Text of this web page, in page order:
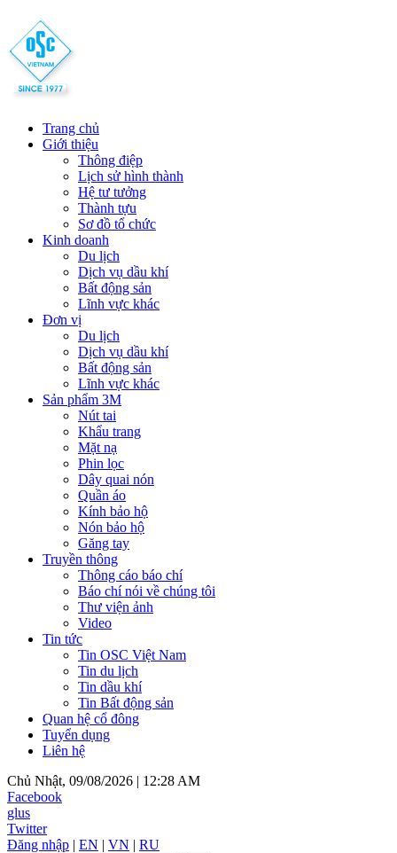
Trang chủ
Giới thiệu
Thông điệp
Lịch sử hình thành
Hệ tư tưởng
Thành tựu
Sơ đồ tổ chức
Kinh doanh
Du lịch
Dịch vụ dầu khí
Bất động sản
Lĩnh vực khác
Đơn vị
Du lịch
Dịch vụ dầu khí
Bất động sản
Lĩnh vực khác
Sản phẩm 3M
Nút tai
Khẩu trang
Mặt nạ
Phin lọc
Dây quai nón
Quần áo
Kính bảo hộ
Nón bảo hộ
Găng tay
Truyền thông
Thông cáo báo chí
Báo chí nói về chúng tôi
Thư viện ảnh
Video
Tin tức
Tin OSC Việt Nam
Tin du lịch
Tin dầu khí
Tin Bất động sản
Quan hệ cổ đông
Tuyển dụng
Liên hệ
Chủ Nhật, 09/08/2026 | 12:28 AM
Facebook
glus
Twitter
Đăng nhập | EN | VN | RU